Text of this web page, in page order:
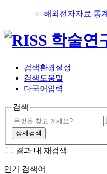
해외전자자료 통계
검색환경설정
검색도움말
다국어입력
검색
상세검색
결과 내 재검색
인기 검색어